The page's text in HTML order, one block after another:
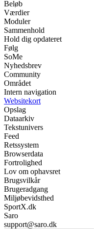
Beløb
Værdier
Moduler
Sammenhold
Hold dig opdateret
Følg
SoMe
Nyhedsbrev
Community
Området
Intern navigation
Websitekort
Opslag
Dataarkiv
Tekstunivers
Feed
Retssystem
Browserdata
Fortrolighed
Lov om ophavsret
Brugsvilkår
Brugeradgang
Miljøbevidsthed
SportX.dk
Saro
support@saro.dk